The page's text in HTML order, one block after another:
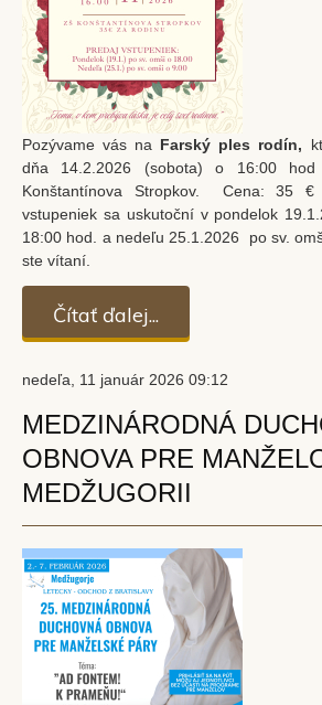
Pozývame vás na Farský ples rodín,
dňa 14.2.2026 (sobota) o 16:00
Konštantínova Stropkov. Cena: 35
vstupeniek sa uskutoční v pondelok
18:00 hod. a nedeľu 25.1.2026 po sv.
ste vítaní.
Čítať ďalej...
nedeľa, 11 január 2026 09:12
MEDZINÁRODNÁ
OBNOVA PRE
MEDŽUGORII